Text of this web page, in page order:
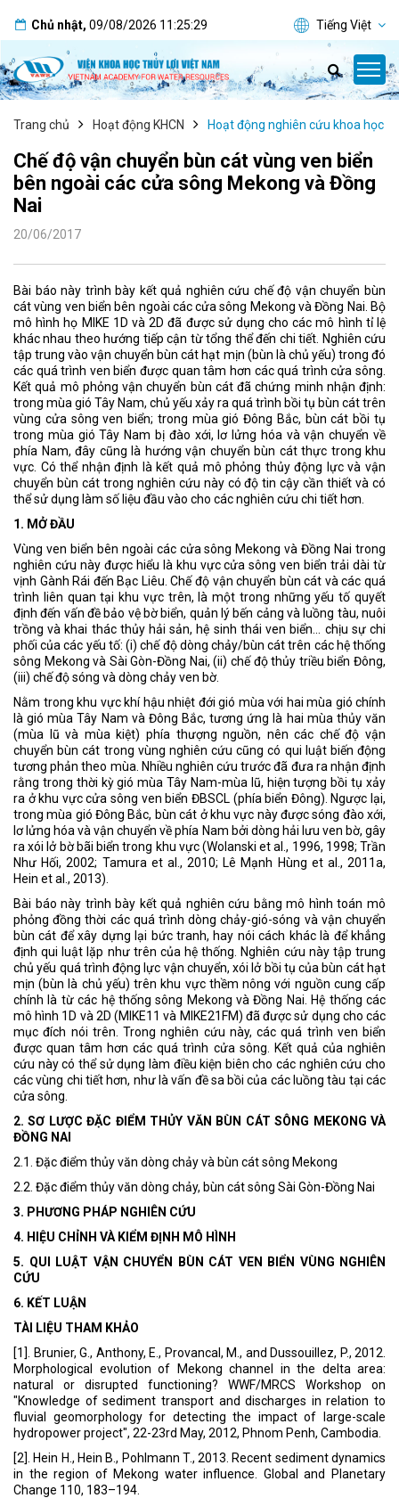
Chủ nhật, 09/08/2026 11:25:30 Tiếng Việt
Trang chủ Hoạt động KHCN Hoạt động nghiên cứu khoa học
Chế độ vận chuyển bùn cát vùng ven biển
bên ngoài các cửa sông Mekong và Đồng
Nai
20/06/2017
Bài báo này trình bày kết quả nghiên cứu chế độ vận chuyển bùn
cát vùng ven biển bên ngoài các cửa sông Mekong và Đồng Nai. Bộ
mô hình họ MIKE 1D và 2D đã được sử dụng cho các mô hình tỉ lệ
khác nhau theo hướng tiếp cận từ tổng thể đến chi tiết. Nghiên cứu
tập trung vào vận chuyển bùn cát hạt mịn (bùn là chủ yếu) trong đó
các quá trình ven biển được quan tâm hơn các quá trình cửa sông.
Kết quả mô phỏng vận chuyển bùn cát đã chứng minh nhận định:
trong mùa gió Tây Nam, chủ yếu xảy ra quá trình bồi tụ bùn cát trên
vùng cửa sông ven biển; trong mùa gió Đông Bắc, bùn cát bồi tụ
trong mùa gió Tây Nam bị đào xới, lơ lửng hóa và vận chuyển về
phía Nam, đây cũng là hướng vận chuyển bùn cát thực trong khu
vực. Có thể nhận định là kết quả mô phỏng thủy động lực và vận
chuyển bùn cát trong nghiên cứu này có độ tin cậy cần thiết và có
thể sử dụng làm số liệu đầu vào cho các nghiên cứu chi tiết hơn.
1. MỞ ĐẦU
Vùng ven biển bên ngoài các cửa sông Mekong và Đồng Nai trong
nghiên cứu này được hiểu là khu vực cửa sông ven biển trải dài từ
vịnh Gành Rái đến Bạc Liêu. Chế độ vận chuyển bùn cát và các quá
trình liên quan tại khu vực trên, là một trong những yếu tố quyết
định đến vấn đề bảo vệ bờ biển, quản lý bến cảng và luồng tàu, nuôi
trồng và khai thác thủy hải sản, hệ sinh thái ven biển... chịu sự chi
phối của các yếu tố: (i) chế độ dòng chảy/bùn cát trên các hệ thống
sông Mekong và Sài Gòn-Đồng Nai, (ii) chế độ thủy triều biển Đông,
(iii) chế độ sóng và dòng chảy ven bờ.
Nằm trong khu vực khí hậu nhiệt đới gió mùa với hai mùa gió chính
là gió mùa Tây Nam và Đông Bắc, tương ứng là hai mùa thủy văn
(mùa lũ và mùa kiệt) phía thượng nguồn, nên các chế độ vận
chuyển bùn cát trong vùng nghiên cứu cũng có qui luật biến động
tương phản theo mùa. Nhiều nghiên cứu trước đã đưa ra nhận định
rằng trong thời kỳ gió mùa Tây Nam-mùa lũ, hiện tượng bồi tụ xảy
ra ở khu vực cửa sông ven biển ĐBSCL (phía biển Đông). Ngược lại,
trong mùa gió Đông Bắc, bùn cát ở khu vực này được sóng đào xới,
lơ lửng hóa và vận chuyển về phía Nam bởi dòng hải lưu ven bờ, gây
ra xói lở bờ bãi biển trong khu vực (Wolanski et al., 1996, 1998; Trần
Như Hối, 2002; Tamura et al., 2010; Lê Mạnh Hùng et al., 2011a,
Hein et al., 2013).
Bài báo này trình bày kết quả nghiên cứu bằng mô hình toán mô
phỏng đồng thời các quá trình dòng chảy-gió-sóng và vận chuyển
bùn cát để xây dựng lại bức tranh, hay nói cách khác là để khẳng
định qui luật lặp như trên của hệ thống. Nghiên cứu này tập trung
chủ yếu quá trình động lực vận chuyển, xói lở bồi tụ của bùn cát hạt
mịn (bùn là chủ yếu) trên khu vực thềm nông với nguồn cung cấp
chính là từ các hệ thống sông Mekong và Đồng Nai. Hệ thống các
mô hình 1D và 2D (MIKE11 và MIKE21FM) đã được sử dụng cho các
mục đích nói trên. Trong nghiên cứu này, các quá trình ven biển
được quan tâm hơn các quá trình cửa sông. Kết quả của nghiên
cứu này có thể sử dụng làm điều kiện biên cho các nghiên cứu cho
các vùng chi tiết hơn, như là vấn đề sa bồi của các luồng tàu tại các
cửa sông.
2. SƠ LƯỢC ĐẶC ĐIỂM THỦY VĂN BÙN CÁT SÔNG MEKONG VÀ
ĐỒNG NAI
2.1. Đặc điểm thủy văn dòng chảy và bùn cát sông Mekong
2.2. Đặc điểm thủy văn dòng chảy, bùn cát sông Sài Gòn-Đồng Nai
3. PHƯƠNG PHÁP NGHIÊN CỨU
4. HIỆU CHỈNH VÀ KIỂM ĐỊNH MÔ HÌNH
5. QUI LUẬT VẬN CHUYỂN BÙN CÁT VEN BIỂN VÙNG NGHIÊN
CỨU
6. KẾT LUẬN
TÀI LIỆU THAM KHẢO
[1]. Brunier, G., Anthony, E., Provancal, M., and Dussouillez, P., 2012.
Morphological evolution of Mekong channel in the delta area:
natural or disrupted functioning? WWF/MRCS Workshop on
"Knowledge of sediment transport and discharges in relation to
fluvial geomorphology for detecting the impact of large-scale
hydropower project", 22-23rd May, 2012, Phnom Penh, Cambodia.
[2]. Hein H., Hein B., Pohlmann T., 2013. Recent sediment dynamics
in the region of Mekong water influence. Global and Planetary
Change 110, 183–194.